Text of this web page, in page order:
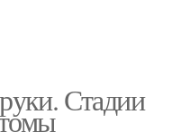
Стадии